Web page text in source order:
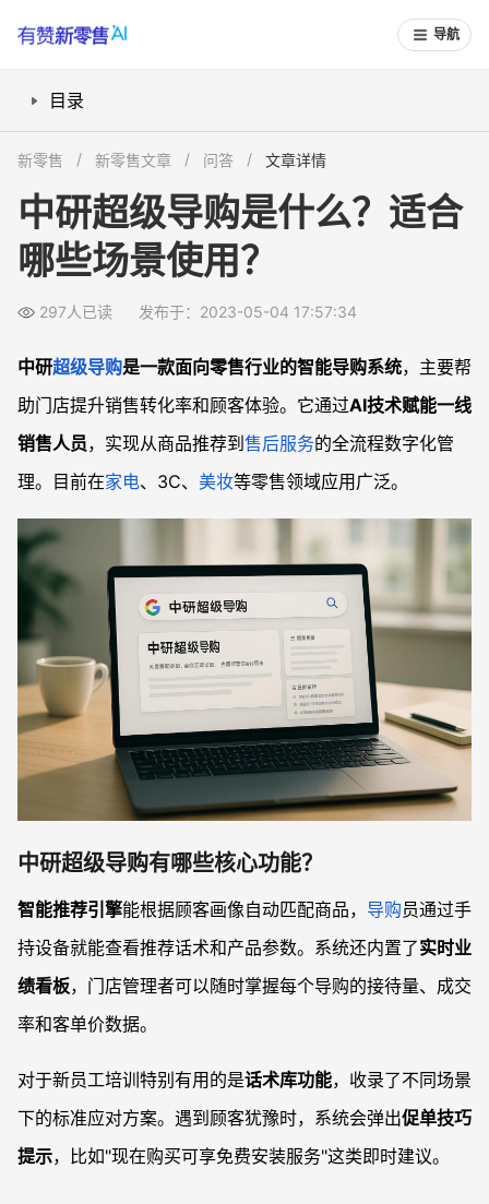
导航
目录
和传统销售模式有什么区别？
常见问题
系统数据安全如何保障？
适合小型零售店使用吗？
新零售 新零售文章 问答 文章详情
中研超级导购是什么？适合
哪些场景使用？
297人已读 发布于：2023-05-04 17:57:34
中研超级导购是一款面向零售行业的智能导购系统，主要帮
助门店提升销售转化率和顾客体验。它通过AI技术赋能一线
销售人员，实现从商品推荐到 售后服务的全流程数字化管
理。目前在家电、3C、 美妆等零售领域应用广泛。
中研超级导购有哪些核心功能？
智能推荐引擎能根据顾客画像自动匹配商品， 导购员通过手
持设备就能查看推荐话术和产品参数。系统还内置了实时业
绩看板，门店管理者可以随时掌握每个导购的接待量、成交
率和客单价数据。
对于新员工培训特别有用的是话术库功能，收录了不同场景
下的标准应对方案。遇到顾客犹豫时，系统会弹出促单技巧
提示，比如"现在购买可享免费安装服务"这类即时建议。